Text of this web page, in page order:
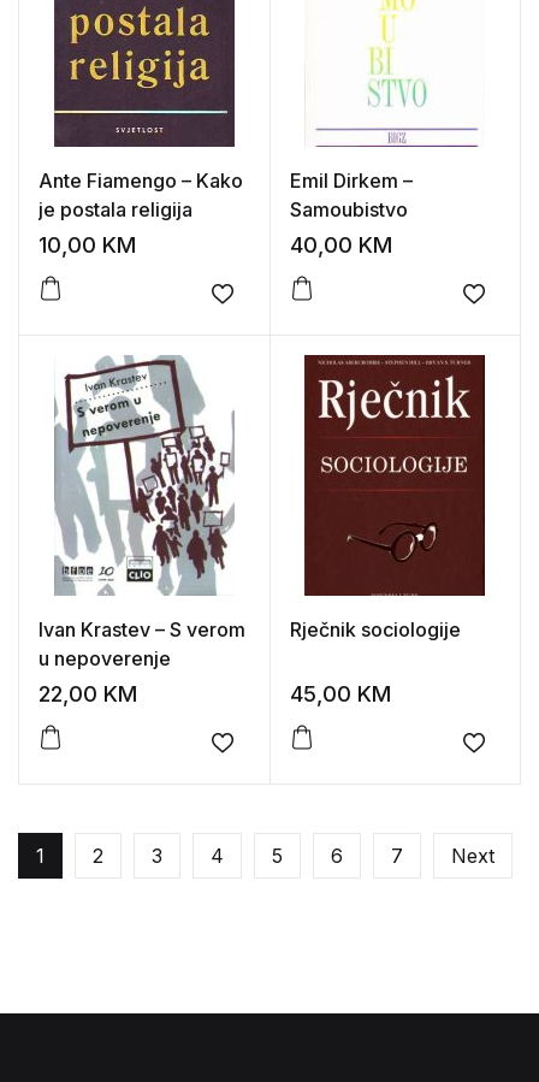
Ante Fiamengo – Kako
je postala religija
10,00 KM
Add to wishlist
Emil Dirkem –
Samoubistvo
40,00 KM
Add
Ivan Krastev – S verom
u nepoverenje
22,00 KM
Add to wishlist
Rječnik sociologije
45,00 KM
Add
1 2 3 4 5 6 7 Next